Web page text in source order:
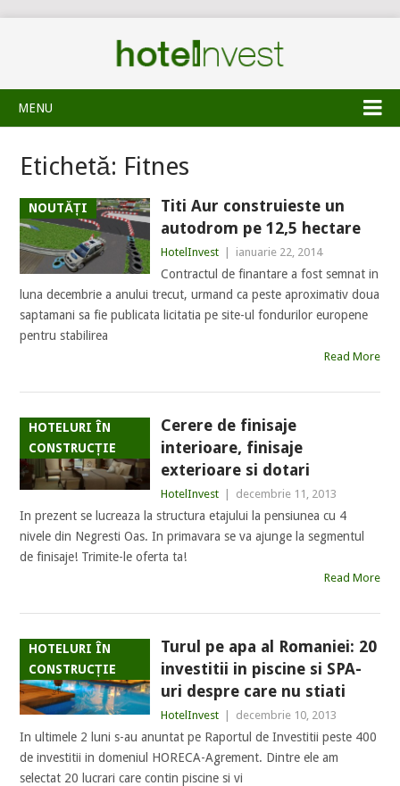
MENU
Etichetă: Fitnes
NOUTĂȚI
Titi Aur construieste un
autodrom pe 12,5 hectare
HotelInvest ianuarie 22, 2014
Contractul de finantare a fost semnat in
luna decembrie a anului trecut, urmand ca peste aproximativ doua
saptamani sa fie publicata licitatia pe site-ul fondurilor europene
pentru stabilirea
Read More
HOTELURI ÎN
CONSTRUCȚIE
Cerere de finisaje
interioare, finisaje
exterioare si dotari
HotelInvest decembrie 11, 2013
In prezent se lucreaza la structura etajului la pensiunea cu 4
nivele din Negresti Oas. In primavara se va ajunge la segmentul
de finisaje! Trimite-le oferta ta!
Read More
HOTELURI ÎN
CONSTRUCȚIE
Turul pe apa al Romaniei: 20
investitii in piscine si SPA-
uri despre care nu stiati
HotelInvest decembrie 10, 2013
In ultimele 2 luni s-au anuntat pe Raportul de Investitii peste 400
de investitii in domeniul HORECA-Agrement. Dintre ele am
selectat 20 lucrari care contin piscine si vi